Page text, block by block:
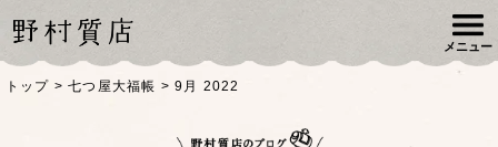
メニュー
トップ >七つ屋大福帳 >9月 2022